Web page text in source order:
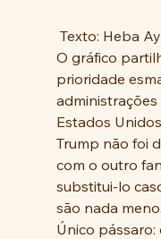
Texto: Heba
O gráfico
prioridade
Estados
Trump não foi
com o outro
substitui-lo
são nada
Único